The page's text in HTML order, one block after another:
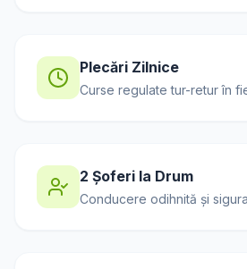
Plecări Zilnice
Curse regulate tur-retur în
2 Șoferi la Drum
Conducere odihnită și